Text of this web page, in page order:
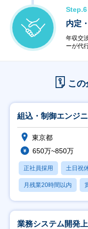
Step.6
内定
年収交
ーが代
こ
組込・制御エンジ
東京都
650万~850万
正社員採用 土日祝
月残業20時間以内
業務システム開発